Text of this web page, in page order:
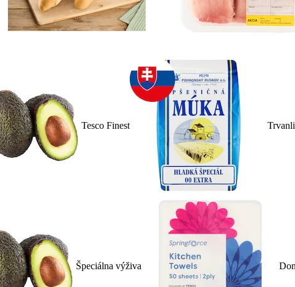
Tesco Finest
Špeciálna výživa